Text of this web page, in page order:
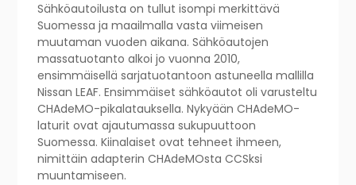
Sähköautoilusta on tullut isompi merkittävä
Suomessa ja maailmalla vasta viimeisen
muutaman vuoden aikana. Sähköautojen
massatuotanto alkoi jo vuonna 2010,
ensimmäisellä sarjatuotantoon astuneella mallilla
Nissan LEAF. Ensimmäiset sähköautot oli varusteltu
CHAdeMO-pikalatauksella. Nykyään CHAdeMO-
laturit ovat ajautumassa sukupuuttoon
Suomessa. Kiinalaiset ovat tehneet ihmeen,
nimittäin adapterin CHAdeMOsta CCSksi
muuntamiseen.